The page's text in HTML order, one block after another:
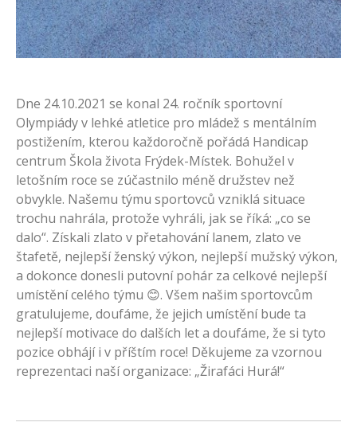
Dne 24.10.2021 se konal 24. ročník sportovní
Olympiády v lehké atletice pro mládež s mentálním
postižením, kterou každoročně pořádá Handicap
centrum Škola života Frýdek-Místek. Bohužel v
letošním roce se zúčastnilo méně družstev než
obvykle. Našemu týmu sportovců vzniklá situace
trochu nahrála, protože vyhráli, jak se říká: „co se
dalo“. Získali zlato v přetahování lanem, zlato ve
štafetě, nejlepší ženský výkon, nejlepší mužský výkon,
a dokonce donesli putovní pohár za celkové nejlepší
umístění celého týmu 😊. Všem našim sportovcům
gratulujeme, doufáme, že jejich umístění bude ta
nejlepší motivace do dalších let a doufáme, že si tyto
pozice obhájí i v příštím roce! Děkujeme za vzornou
reprezentaci naší organizace: „Žirafáci Hurá!“